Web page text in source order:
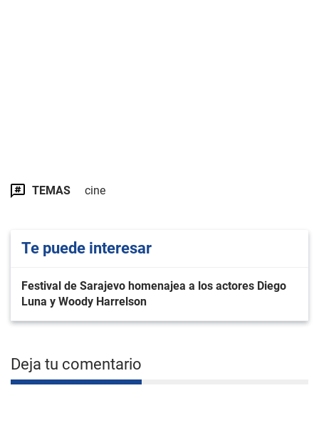
TEMAS cine
Te puede interesar
Festival de Sarajevo homenajea a los actores Diego
Luna y Woody Harrelson
Deja tu comentario